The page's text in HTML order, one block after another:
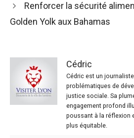
Renforcer la sécurité
Golden Yolk aux Bahamas
Cédric
Cédric est un
problématiques de
justice sociale. Sa
engagement profond
poussant à la réflexion
plus équitable.